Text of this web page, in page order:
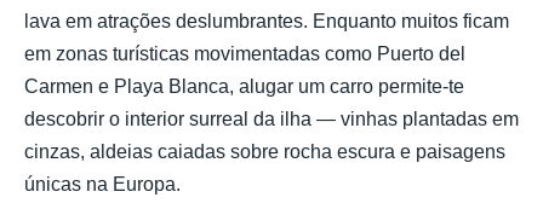
lava em atrações deslumbrantes. Enquanto muitos ficam
em zonas turísticas movimentadas como Puerto del
Carmen e Playa Blanca, alugar um carro permite-te
descobrir o interior surreal da ilha — vinhas plantadas em
cinzas, aldeias caiadas sobre rocha escura e paisagens
únicas na Europa.